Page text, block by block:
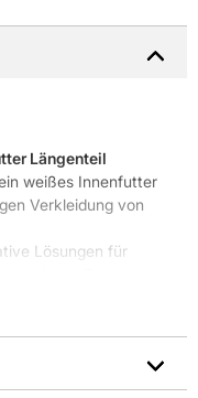
Längenteil
weißes Innenfutter
Verkleidung von
Lösungen für
Das
mit moderner
Kunststoff